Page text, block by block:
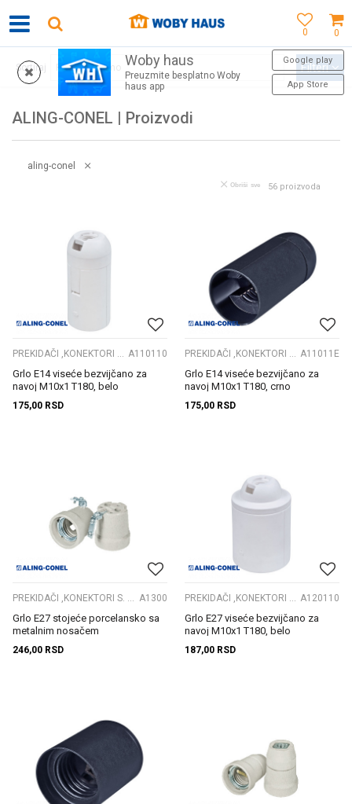
0
0
Woby haus
Preuzmite besplatno Woby
haus app
Google play
App Store
SVAKU KUPOVINU! MOGUĆNOST BESPLATNE
ALING-CONEL | Proizvodi
Sortiraj Filteri
aling-conel
56 proizvoda
Obriši sve
A110110
Grlo E14 viseće bezvijčano za
navoj M10x1 T180, belo
175,00 RSD
A11011E
Grlo E14 viseće bezvijčano za
navoj M10x1 T180, crno
175,00 RSD
A1300
Grlo E27 stojeće porcelansko sa
metalnim nosačem
246,00 RSD
A120110
Grlo E27 viseće bezvijčano za
navoj M10x1 T180, belo
187,00 RSD